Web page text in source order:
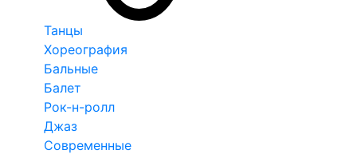
Танцы
Хореография
Бальные
Балет
Рок-н-ролл
Джаз
Современные